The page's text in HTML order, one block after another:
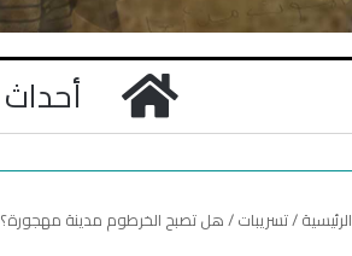
الرئيسية
أحداث
الرئيسية/تسريبات/هل تصبح الخرطوم مدينة مهجورة؟